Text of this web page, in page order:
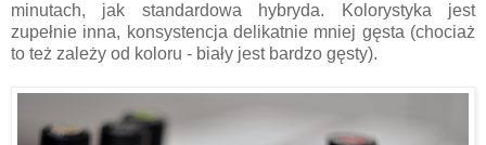
minutach, jak standardowa hybryda. Kolorystyka jest
zupełnie inna, konsystencja delikatnie mniej gęsta (chociaż
to też zależy od koloru - biały jest bardzo gęsty).